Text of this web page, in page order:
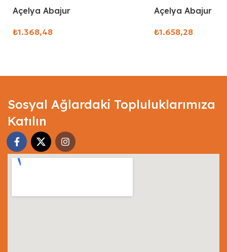
Açelya Abajur
₺
Açelya Abajur
₺
Sosyal Ağlardaki Topluluklarımıza
Katılın